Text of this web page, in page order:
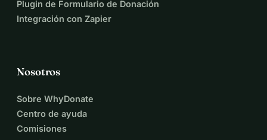
Plugin de Formulario de Donación
Integración con Zapier
Nosotros
Sobre WhyDonate
Centro de ayuda
Comisiones